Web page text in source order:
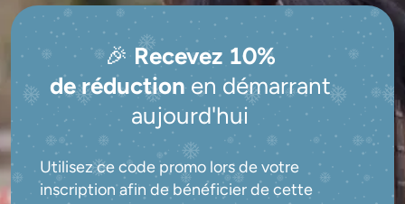
🎉 Recevez 10%
de réductionen démarrant
aujourd'hui
Utilisez ce code promo lors de votre
inscription afin de bénéficier de cette